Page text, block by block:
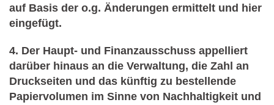
auf Basis der o.g. Änderungen ermittelt und hier
eingefügt.
4. Der Haupt- und Finanzausschuss appelliert
darüber hinaus an die Verwaltung, die Zahl an
Druckseiten und das künftig zu bestellende
Papiervolumen im Sinne von Nachhaltigkeit und